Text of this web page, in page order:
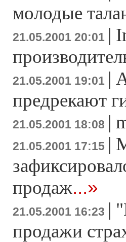
молодые
21.05.2001 20:01 |
21.05.2001 19:01 |
предрекают
21.05.2001 18:08 |
21.05.2001 17:15 |
продаж...»
21.05.2001 16:23 |
продажи